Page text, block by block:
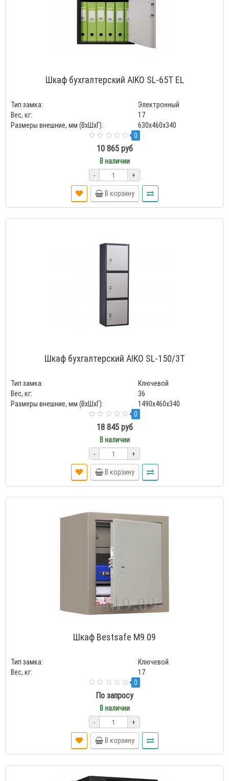
Шкаф бухгалтерский AIKO SL-65Т EL
Тип замка:
Электронный
Вес, кг:
17
Размеры внешние, мм (ВхШхГ):
630x460x340
0
10 865 руб
В наличии
- +
В корзину
Шкаф бухгалтерский AIKO SL-150/3Т
Тип замка:
Ключевой
Вес, кг:
36
Размеры внешние, мм (ВхШхГ):
1490x460x340
0
18 845 руб
В наличии
- +
В корзину
Шкаф Bestsafe M9.09
Тип замка:
Ключевой
Вес, кг:
17
0
По запросу
В наличии
- +
В корзину